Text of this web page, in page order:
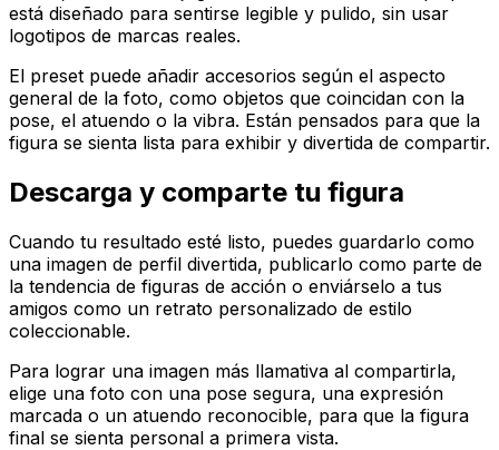
está diseñado para sentirse legible y pulido, sin usar
logotipos de marcas reales.
El preset puede añadir accesorios según el aspecto
general de la foto, como objetos que coincidan con la
pose, el atuendo o la vibra. Están pensados para que la
figura se sienta lista para exhibir y divertida de compartir.
Descarga y comparte tu figura
Cuando tu resultado esté listo, puedes guardarlo como
una imagen de perfil divertida, publicarlo como parte de
la tendencia de figuras de acción o enviárselo a tus
amigos como un retrato personalizado de estilo
coleccionable.
Para lograr una imagen más llamativa al compartirla,
elige una foto con una pose segura, una expresión
marcada o un atuendo reconocible, para que la figura
final se sienta personal a primera vista.